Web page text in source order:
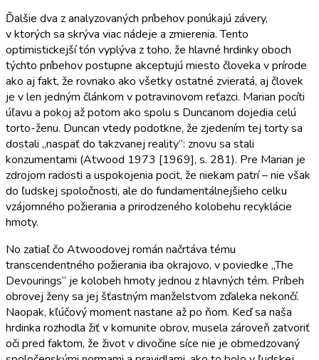
Ďalšie dva z analyzovaných príbehov ponúkajú závery,
v ktorých sa skrýva viac nádeje a zmierenia. Tento
optimistickejší tón vyplýva z toho, že hlavné hrdinky oboch
týchto príbehov postupne akceptujú miesto človeka v prírode
ako aj fakt, že rovnako ako všetky ostatné zvieratá, aj človek
je v len jedným článkom v potravinovom reťazci. Marian pocíti
úľavu a pokoj až potom ako spolu s Duncanom dojedia celú
torto-ženu. Duncan vtedy podotkne, že zjedením tej torty sa
dostali „naspäť do takzvanej reality“: znovu sa stali
konzumentami (Atwood 1973 [1969], s. 281). Pre Marian je
zdrojom radosti a uspokojenia pocit, že niekam patrí – nie však
do ľudskej spoločnosti, ale do fundamentálnejšieho celku
vzájomného požierania a prirodzeného kolobehu recyklácie
hmoty.
No zatiaľ čo Atwoodovej román načrtáva tému
transcendentného požierania iba okrajovo, v poviedke „The
Devourings“ je kolobeh hmoty jednou z hlavných tém. Príbeh
obrovej ženy sa jej šťastným manželstvom zďaleka nekončí.
Naopak, kľúčový moment nastane až po ňom. Keď sa naša
hrdinka rozhodla žiť v komunite obrov, musela zároveň zatvoriť
oči pred faktom, že život v divočine síce nie je obmedzovaný